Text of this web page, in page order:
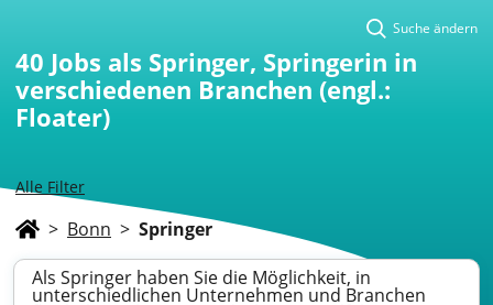
Alle Filter
Suche ändern
40 Jobs als Springer, Springerin in
verschiedenen Branchen (engl.:
Floater)
> Bonn > Springer
Als Springer haben Sie die Möglichkeit, in
unterschiedlichen Unternehmen und Branchen